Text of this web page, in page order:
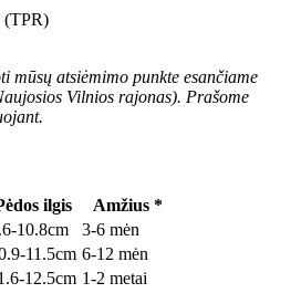
(TPR)
mūsų atsiėmimo punkte esančiame
Vilnios rajonas). Prašome
ilgis
Amžius *
10.8cm
3-6 mėn
11.5cm 6-12 mėn
12.5cm 1-2 metai